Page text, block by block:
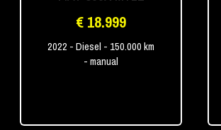
€ 18.999
2022 - Diesel - 150.000 km
- manual